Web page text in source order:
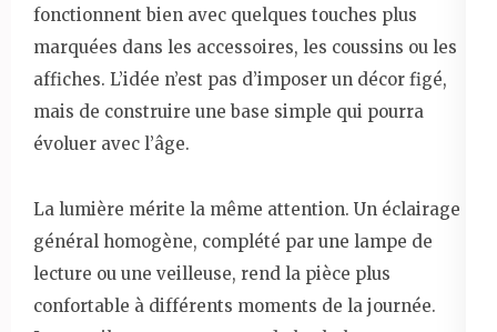
fonctionnent bien avec quelques touches plus
marquées dans les accessoires, les coussins ou les
affiches. L’idée n’est pas d’imposer un décor figé,
mais de construire une base simple qui pourra
évoluer avec l’âge.
La lumière mérite la même attention. Un éclairage
général homogène, complété par une lampe de
lecture ou une veilleuse, rend la pièce plus
confortable à différents moments de la journée.